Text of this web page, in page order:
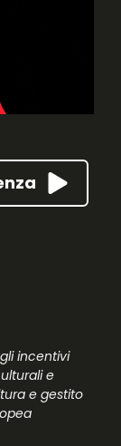
incentivi
e
e gestito